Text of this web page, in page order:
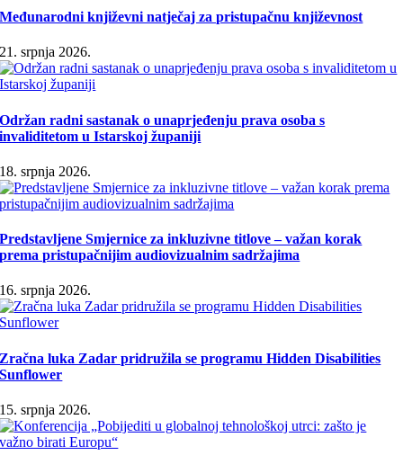
Međunarodni književni natječaj za pristupačnu književnost
21. srpnja 2026.
Održan radni sastanak o unaprjeđenju prava osoba s
invaliditetom u Istarskoj županiji
18. srpnja 2026.
Predstavljene Smjernice za inkluzivne titlove – važan korak
prema pristupačnijim audiovizualnim sadržajima
16. srpnja 2026.
Zračna luka Zadar pridružila se programu Hidden Disabilities
Sunflower
15. srpnja 2026.